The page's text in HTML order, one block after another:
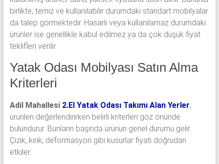
birlikte, temiz ve kullanılabilir durumdaki standart mobilyalar
da talep görmektedir. Hasarlı veya kullanılamaz durumdaki
ürünler ise genellikle kabul edilmez ya da çok düşük fiyat
teklifleri verilir.
Yatak Odası Mobilyası Satın Alma
Kriterleri
Adil Mahallesi 2.El Yatak Odası Takımı Alan Yerler,
ürünleri değerlendirirken belirli kriterleri göz önünde
bulundurur. Bunların başında ürünün genel durumu gelir.
Çizik, kırık, deformasyon gibi kusurlar fiyatı doğrudan
etkiler.